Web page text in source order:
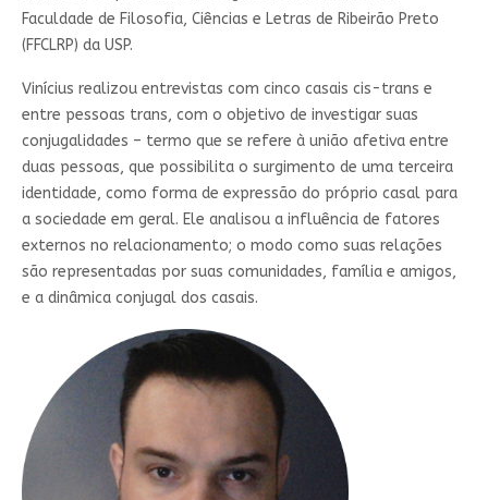
Faculdade de Filosofia, Ciências e Letras de Ribeirão Preto
(FFCLRP) da USP.
Vinícius realizou entrevistas com cinco casais cis-trans e
entre pessoas trans, com o objetivo de investigar suas
conjugalidades – termo que se refere à união afetiva entre
duas pessoas, que possibilita o surgimento de uma terceira
identidade, como forma de expressão do próprio casal para
a sociedade em geral. Ele analisou a influência de fatores
externos no relacionamento; o modo como suas relações
são representadas por suas comunidades, família e amigos,
e a dinâmica conjugal dos casais.